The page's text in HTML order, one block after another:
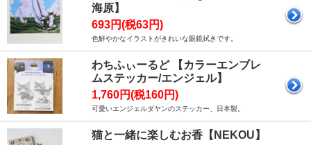
海原】
693円(税63円)
色鮮やかなイラストがきれいな眼鏡拭きです。
わちふぃーるど 【カラーエンブレ
ムステッカー/エンジェル】
1,760円(税160円)
可愛いエンジェルダヤンのステッカー、日本製。
猫と一緒に楽しむお香【NEKOU】